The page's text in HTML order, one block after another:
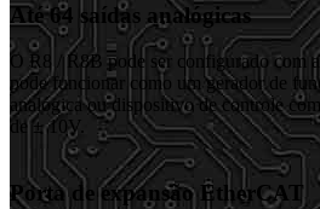
Até 64 saídas analógicas
O R8 / R8B pode ser configurado com
pode funcionar como um gerador de
analógica ou dispositivo de controle
de ± 10V.
Porta de expansão EtherCAT